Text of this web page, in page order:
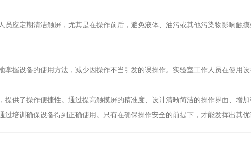
定期清洁触屏，尤其是在操作前后，避免液体、油污或其他污染物影响触
设备的使用方法，减少因操作不当引发的误操作。实验室工作人员在使用
了操作便捷性。通过提高触摸屏的精准度、设计清晰简洁的操作界面、增
培训确保设备得到正确使用。只有在确保操作安全的前提下，才能发挥出其